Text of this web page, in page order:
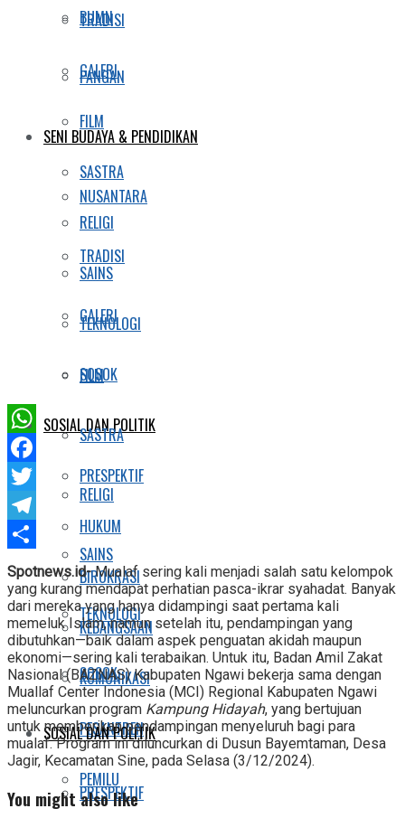
TRADISI
GALERI
FILM
SASTRA
RELIGI
SAINS
TEKNOLOGI
SOSOK
SOSIAL DAN POLITIK
PRESPEKTIF
HUKUM
BIROKRASI
KEBANGSAAN
KOMUNIKASI
PESANTREN
PEMILU
BUMN
PANGAN
SENI BUDAYA & PENDIDIKAN
NUSANTARA
TRADISI
GALERI
FILM
SASTRA
RELIGI
SAINS
TEKNOLOGI
SOSOK
SOSIAL DAN POLITIK
PRESPEKTIF
WhatsApp
Facebook
Twitter
Telegram
Share
Spotnews.id-Mualaf sering kali menjadi salah satu kelompok
yang kurang mendapat perhatian pasca-ikrar syahadat. Banyak
dari mereka yang hanya didampingi saat pertama kali
memeluk Islam, namun setelah itu, pendampingan yang
dibutuhkan—baik dalam aspek penguatan akidah maupun
ekonomi—sering kali terabaikan. Untuk itu, Badan Amil Zakat
Nasional (BAZNAS) Kabupaten Ngawi bekerja sama dengan
Muallaf Center Indonesia (MCI) Regional Kabupaten Ngawi
meluncurkan program Kampung Hidayah, yang bertujuan
untuk memberikan pendampingan menyeluruh bagi para
mualaf. Program ini diluncurkan di Dusun Bayemtaman, Desa
Jagir, Kecamatan Sine, pada Selasa (3/12/2024).
You might also like